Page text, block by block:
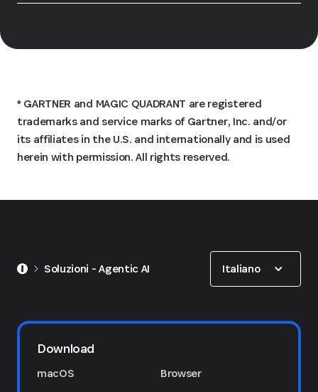
*GARTNER and MAGIC QUADRANT are registered
trademarks and service marks of Gartner, Inc. and/or
its affiliates in the U.S. and internationally and is used
herein with permission. All rights reserved.
Soluzioni - Agentic AI Italiano
Download
macOS
Browser